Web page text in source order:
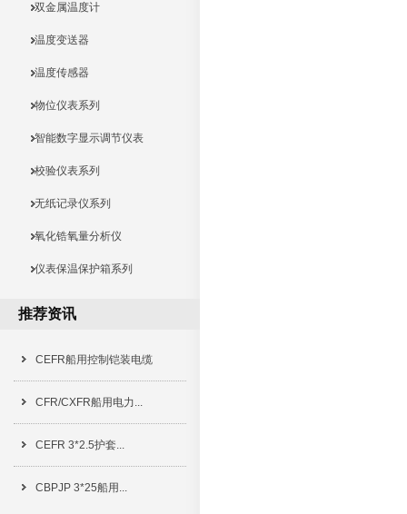
双金属温度计
温度变送器
温度传感器
物位仪表系列
智能数字显示调节仪表
校验仪表系列
无纸记录仪系列
氧化锆氧量分析仪
仪表保温保护箱系列
推荐资讯
CEFR船用控制铠装电缆
CFR/CXFR船用电力...
CEFR 3*2.5护套...
CBPJP 3*25船用...